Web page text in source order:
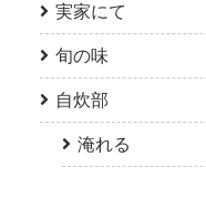
実家にて
旬の味
自炊部
淹れる